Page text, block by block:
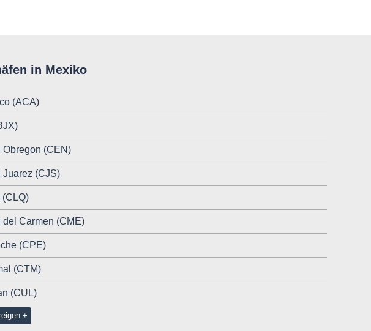
in Mexiko
(ACA)
Obregon (CEN)
Juarez (CJS)
del Carmen (CME)
(CPE)
(CTM)
(CUL)